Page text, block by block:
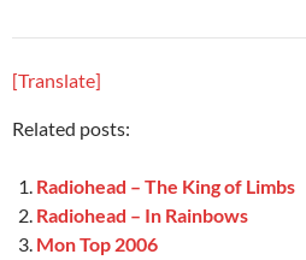
[Translate]
Related posts:
Radiohead – The King of Limbs
Radiohead – In Rainbows
Mon Top 2006